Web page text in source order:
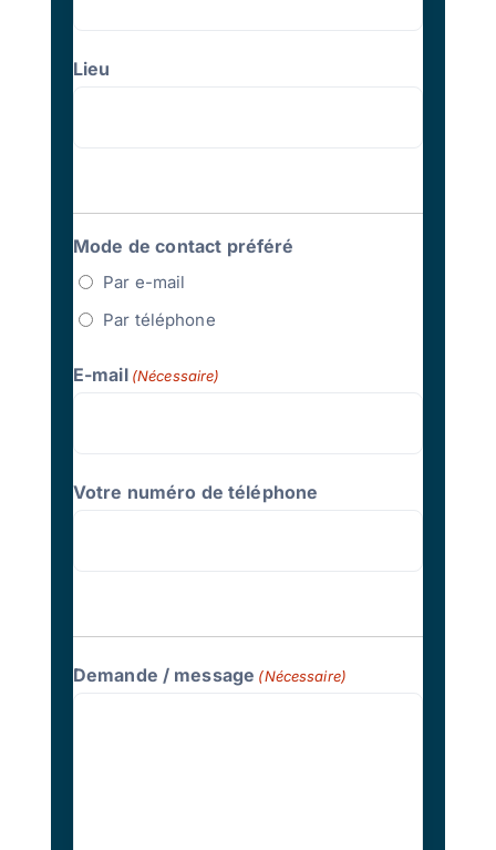
Lieu
Mode de contact préféré
Par e-mail
Par téléphone
E-mail (Nécessaire)
Votre numéro de téléphone
Demande / message (Nécessaire)